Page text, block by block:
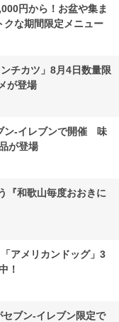
円から！お盆や集ま
クな期間限定メニュー
チカツ」8月4日数量限
が登場
ン-イレブンで開催 味
が登場
『和歌山毎度おおきに
アメリカンドッグ」3
！
ブン‐イレブン限定で